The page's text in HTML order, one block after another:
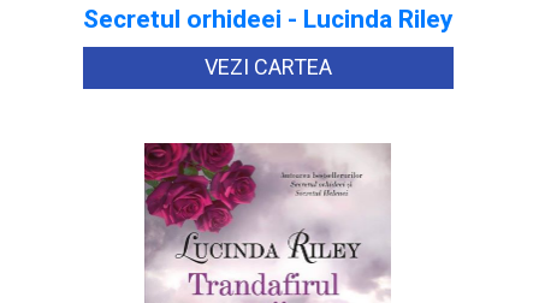
Secretul orhideei - Lucinda Riley
VEZI CARTEA